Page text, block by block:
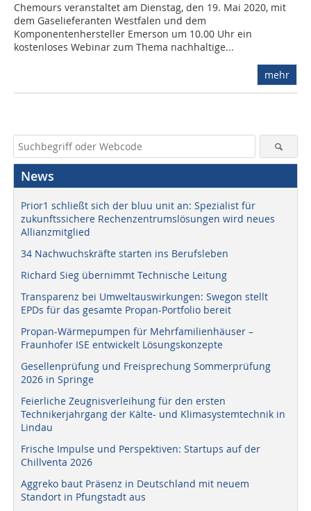
Chemours veranstaltet am Dienstag, den 19. Mai 2020, mit
dem Gaselieferanten Westfalen und dem
Komponentenhersteller Emerson um 10.00 Uhr ein
kostenloses Webinar zum Thema nachhaltige...
mehr
News
Prior1 schließt sich der bluu unit an: Spezialist für
zukunftssichere Rechenzentrumslösungen wird neues
Allianzmitglied
34 Nachwuchskräfte starten ins Berufsleben
Richard Sieg übernimmt Technische Leitung
Transparenz bei Umweltauswirkungen: Swegon stellt
EPDs für das gesamte Propan-Portfolio bereit
Propan-Wärmepumpen für Mehrfamilienhäuser –
Fraunhofer ISE entwickelt Lösungskonzepte
Gesellenprüfung und Freisprechung Sommerprüfung
2026 in Springe
Feierliche Zeugnisverleihung für den ersten
Technikerjahrgang der Kälte- und Klimasystemtechnik in
Lindau
Frische Impulse und Perspektiven: Startups auf der
Chillventa 2026
Aggreko baut Präsenz in Deutschland mit neuem
Standort in Pfungstadt aus